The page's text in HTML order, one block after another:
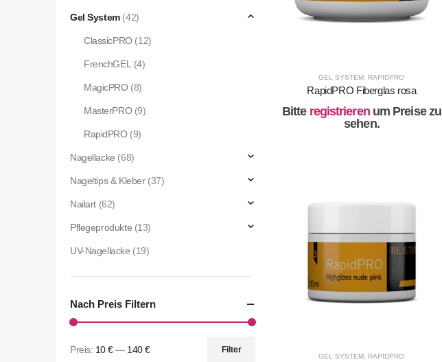
GEL SYSTEM RAPIDPRO
RapidPRO Fiberglas rosa
Bitte registrieren um Preise zu
sehen.
GEL SYSTEM RAPIDPRO
Gel System (42)
ClassicPRO (12)
FrenchGEL (4)
MagicPRO (8)
MasterPRO (9)
RapidPRO (9)
Nagellacke (68)
Nageltips & Kleber (37)
Nailart (62)
Pflegeprodukte (13)
UV-Nagellacke (19)
Nach Preis Filtern
Filter
Preis: 10 €— 140 €